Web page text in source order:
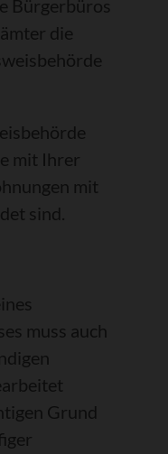
Bürgerbüros
die
mit Ihrer
mit
sind.
muss auch
Grund